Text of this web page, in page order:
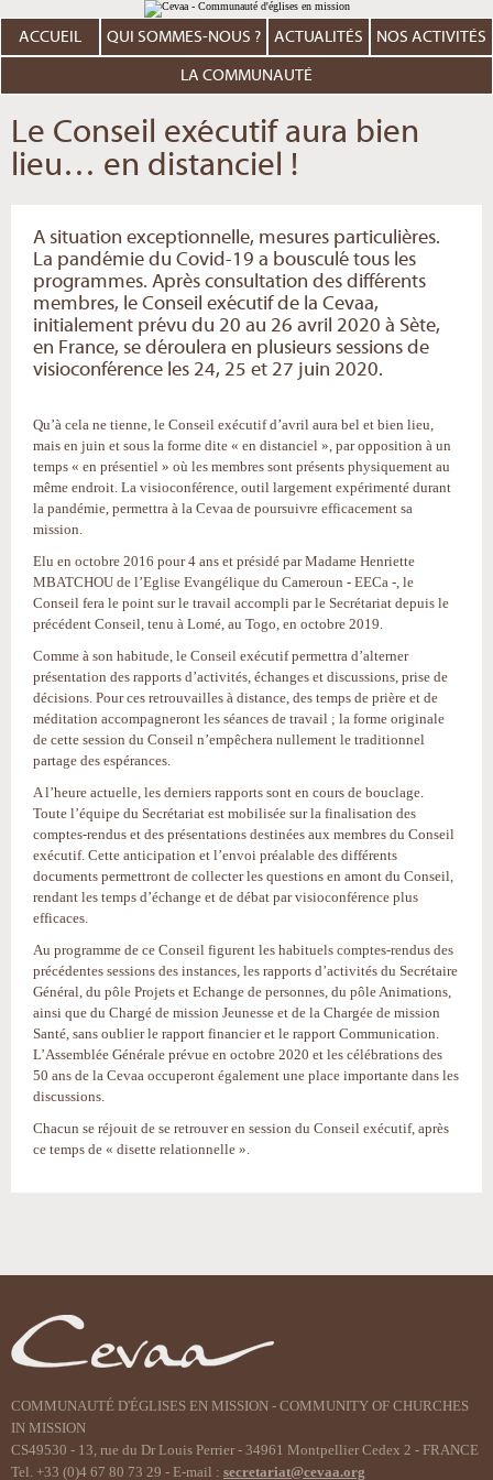
au
contenu.
Aller
personnels
ACCUEIL QUI SOMMES-NOUS ? ACTUALITÉS NOS ACTIVITÉS
LA COMMUNAUTÉ
Le Conseil exécutif aura bien
lieu… en distanciel !
A situation exceptionnelle, mesures particulières.
La pandémie du Covid-19 a bousculé tous les
programmes. Après consultation des différents
membres, le Conseil exécutif de la Cevaa,
initialement prévu du 20 au 26 avril 2020 à Sète,
en France, se déroulera en plusieurs sessions de
visioconférence les 24, 25 et 27 juin 2020.
Qu’à cela ne tienne, le Conseil exécutif d’avril aura bel et bien lieu,
mais en juin et sous la forme dite « en distanciel », par opposition à un
temps « en présentiel » où les membres sont présents physiquement au
même endroit. La visioconférence, outil largement expérimenté durant
la pandémie, permettra à la Cevaa de poursuivre efficacement sa
mission.
Elu en octobre 2016 pour 4 ans et présidé par Madame Henriette
MBATCHOU de l’Eglise Evangélique du Cameroun - EECa -, le
Conseil fera le point sur le travail accompli par le Secrétariat depuis le
précédent Conseil, tenu à Lomé, au Togo, en octobre 2019.
Comme à son habitude, le Conseil exécutif permettra d’alterner
présentation des rapports d’activités, échanges et discussions, prise de
décisions. Pour ces retrouvailles à distance, des temps de prière et de
méditation accompagneront les séances de travail ; la forme originale
de cette session du Conseil n’empêchera nullement le traditionnel
partage des espérances.
A l’heure actuelle, les derniers rapports sont en cours de bouclage.
Toute l’équipe du Secrétariat est mobilisée sur la finalisation des
comptes-rendus et des présentations destinées aux membres du Conseil
exécutif. Cette anticipation et l’envoi préalable des différents
documents permettront de collecter les questions en amont du Conseil,
rendant les temps d’échange et de débat par visioconférence plus
efficaces.
Au programme de ce Conseil figurent les habituels comptes-rendus des
précédentes sessions des instances, les rapports d’activités du Secrétaire
Général, du pôle Projets et Echange de personnes, du pôle Animations,
ainsi que du Chargé de mission Jeunesse et de la Chargée de mission
Santé, sans oublier le rapport financier et le rapport Communication.
L’Assemblée Générale prévue en octobre 2020 et les célébrations des
50 ans de la Cevaa occuperont également une place importante dans les
discussions.
Chacun se réjouit de se retrouver en session du Conseil exécutif, après
ce temps de « disette relationnelle ».
document
COMMUNAUTÉ D'ÉGLISES EN MISSION - COMMUNITY OF CHURCHES
IN MISSION
CS49530 - 13, rue du Dr Louis Perrier - 34961 Montpellier Cedex 2 - FRANCE
Tel. +33 (0)4 67 80 73 29 - E-mail : secretariat@cevaa.org